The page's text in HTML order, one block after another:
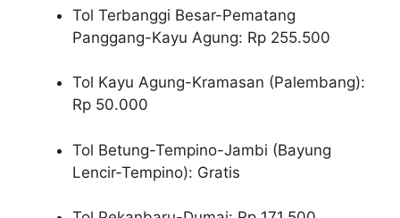
Tol Terbanggi Besar-Pematang
Panggang-Kayu Agung: Rp 255.500
Tol Kayu Agung-Kramasan (Palembang):
Rp 50.000
Tol Betung-Tempino-Jambi (Bayung
Lencir-Tempino): Gratis